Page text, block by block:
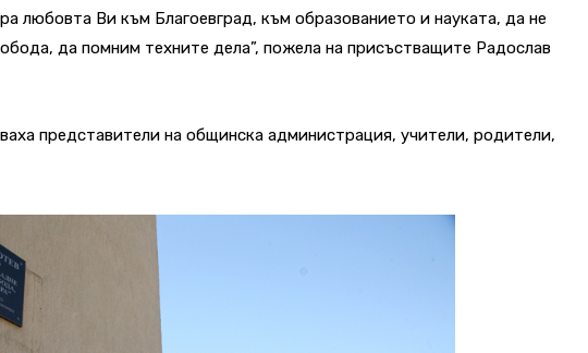
любовта Ви към Благоевград, към образованието и науката, да не
да помним техните дела”, пожела на присъстващите Радослав
представители на общинска администрация, учители, родители,